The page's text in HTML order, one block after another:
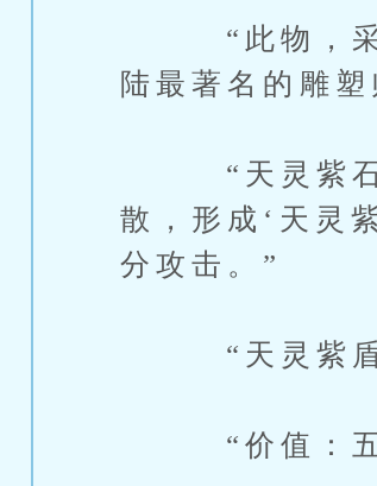
“此物，采用
陆最著名的雕
“天灵紫石内
散，形成‘天灵
分攻击。”
“天灵紫盾，
“价值：五百